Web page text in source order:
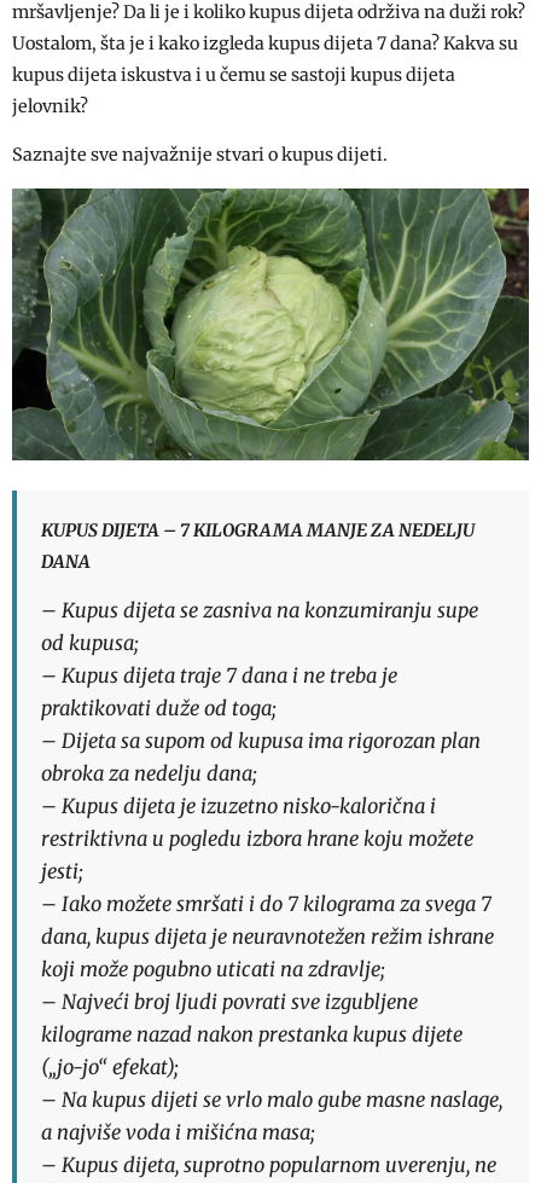
mršavljenje? Da li je i koliko kupus dijeta održiva na duži rok?
Uostalom, šta je i kako izgleda kupus dijeta 7 dana? Kakva su
kupus dijeta iskustva i u čemu se sastoji kupus dijeta
jelovnik?
Saznajte sve najvažnije stvari o kupus dijeti.
KUPUS DIJETA – 7 KILOGRAMA MANJE ZA NEDELJU
DANA
– Kupus dijeta se zasniva na konzumiranju supe
od kupusa;
– Kupus dijeta traje 7 dana i ne treba je
praktikovati duže od toga;
– Dijeta sa supom od kupusa ima rigorozan plan
obroka za nedelju dana;
– Kupus dijeta je izuzetno nisko-kalorična i
restriktivna u pogledu izbora hrane koju možete
jesti;
– Iako možete smršati i do 7 kilograma za svega 7
dana, kupus dijeta je neuravnotežen režim ishrane
koji može pogubno uticati na zdravlje;
– Najveći broj ljudi povrati sve izgubljene
kilograme nazad nakon prestanka kupus dijete
(„jo-jo“ efekat);
– Na kupus dijeti se vrlo malo gube masne naslage,
a najviše voda i mišićna masa;
– Kupus dijeta, suprotno popularnom uverenju, ne